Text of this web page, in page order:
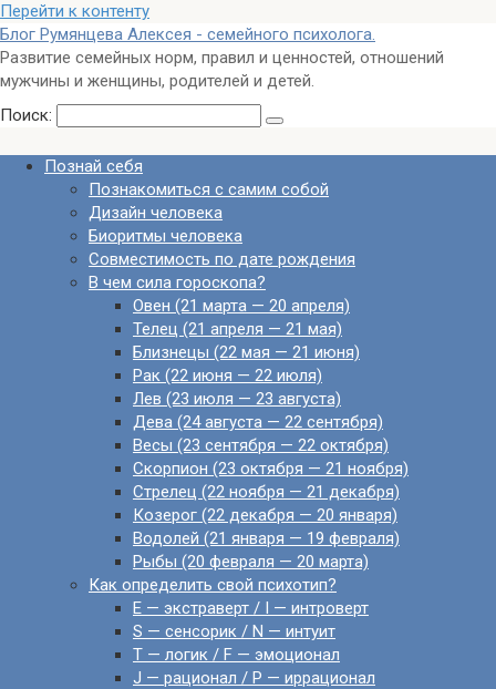
Перейти к контенту
Блог Румянцева Алексея - семейного психолога.
Развитие семейных норм, правил и ценностей, отношений
мужчины и женщины, родителей и детей.
Поиск:
Познай себя
Познакомиться с самим собой
Дизайн человека
Биоритмы человека
Совместимость по дате рождения
В чем сила гороскопа?
Овен (21 марта — 20 апреля)
Телец (21 апреля — 21 мая)
Близнецы (22 мая — 21 июня)
Рак (22 июня — 22 июля)
Лев (23 июля — 23 августа)
Дева (24 августа — 22 сентября)
Весы (23 сентября — 22 октября)
Скорпион (23 октября — 21 ноября)
Стрелец (22 ноября — 21 декабря)
Козерог (22 декабря — 20 января)
Водолей (21 января — 19 февраля)
Рыбы (20 февраля — 20 марта)
Как определить свой психотип?
E — экстраверт / I — интроверт
S — сенсорик / N — интуит
T — логик / F — эмоционал
J — рационал / P — иррационал